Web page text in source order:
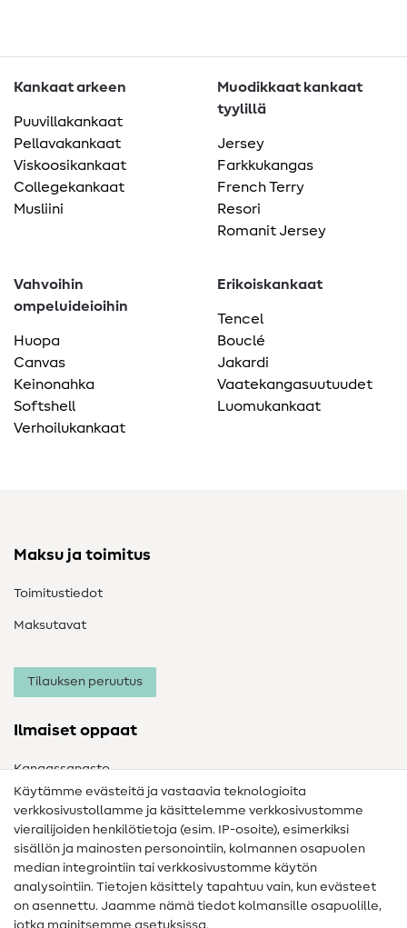
Kankaat arkeen
Puuvillakankaat
Pellavakankaat
Viskoosikankaat
Collegekankaat
Musliini
Muodikkaat kankaat
tyylillä
Jersey
Farkkukangas
French Terry
Resori
Romanit Jersey
Vahvoihin
ompeluideioihin
Huopa
Canvas
Keinonahka
Softshell
Verhoilukankaat
Erikoiskankaat
Tencel
Bouclé
Jakardi
Vaatekangasuutuudet
Luomukankaat
Maksu ja toimitus
Toimitustiedot
Maksutavat
Tilauksen peruutus
Ilmaiset oppaat
Kangassanasto
Ompelusanasto
Ompeluohjeet
Apua ja yhteystiedot
Yhteystiedot
Käytämme evästeitä ja vastaavia teknologioita
verkkosivustollamme ja käsittelemme verkkosivustomme
vierailijoiden henkilötietoja (esim. IP-osoite), esimerkiksi
sisällön ja mainosten personointiin, kolmannen osapuolen
median integrointiin tai verkkosivustomme käytön
analysointiin. Tietojen käsittely tapahtuu vain, kun evästeet
on asennettu. Jaamme nämä tiedot kolmansille osapuolille,
jotka mainitsemme asetuksissa.